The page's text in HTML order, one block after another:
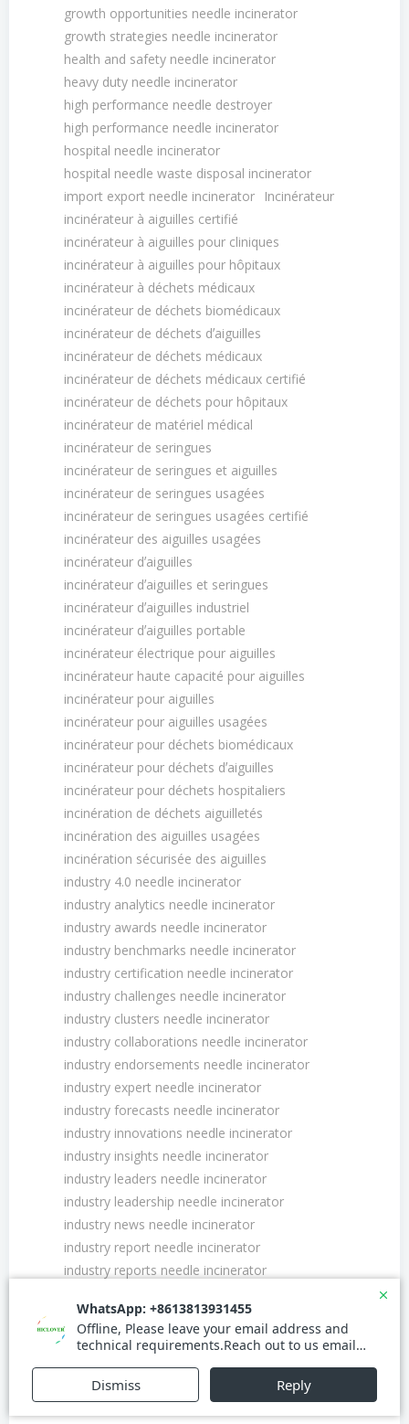
growth opportunities needle incinerator
growth strategies needle incinerator
health and safety needle incinerator
heavy duty needle incinerator
high performance needle destroyer
high performance needle incinerator
hospital needle incinerator
hospital needle waste disposal incinerator
import export needle incinerator
Incinérateur
incinérateur à aiguilles certifié
incinérateur à aiguilles pour cliniques
incinérateur à aiguilles pour hôpitaux
incinérateur à déchets médicaux
incinérateur de déchets biomédicaux
incinérateur de déchets dʼaiguilles
incinérateur de déchets médicaux
incinérateur de déchets médicaux certifié
incinérateur de déchets pour hôpitaux
incinérateur de matériel médical
incinérateur de seringues
incinérateur de seringues et aiguilles
incinérateur de seringues usagées
incinérateur de seringues usagées certifié
incinérateur des aiguilles usagées
incinérateur dʼaiguilles
incinérateur dʼaiguilles et seringues
incinérateur dʼaiguilles industriel
incinérateur dʼaiguilles portable
incinérateur électrique pour aiguilles
incinérateur haute capacité pour aiguilles
incinérateur pour aiguilles
incinérateur pour aiguilles usagées
incinérateur pour déchets biomédicaux
incinérateur pour déchets dʼaiguilles
incinérateur pour déchets hospitaliers
incinération de déchets aiguilletés
incinération des aiguilles usagées
incinération sécurisée des aiguilles
industry 4.0 needle incinerator
industry analytics needle incinerator
industry awards needle incinerator
industry benchmarks needle incinerator
industry certification needle incinerator
industry challenges needle incinerator
industry clusters needle incinerator
industry collaborations needle incinerator
industry endorsements needle incinerator
industry expert needle incinerator
industry forecasts needle incinerator
industry innovations needle incinerator
industry insights needle incinerator
industry leaders needle incinerator
industry leadership needle incinerator
industry news needle incinerator
industry report needle incinerator
industry reports needle incinerator
industry trends needle incinerator
influencer marketing needle incinerator
innovation awards needle incinerator
innovation ecosystems needle incinerator